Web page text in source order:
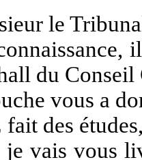
le
il y
du Conseil
vous a
études,
je vais vous